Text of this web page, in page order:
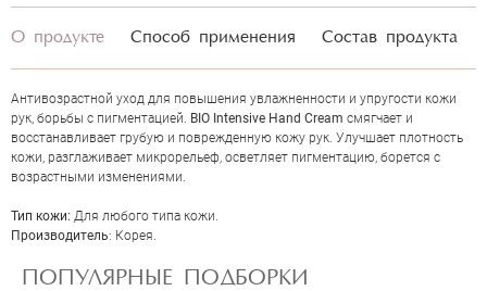
ОЦЕНКА
О продукте Способ применения Состав продукта
Антивозрастной уход для повышения увлажненности и упругости кожи
рук, борьбы с пигментацией. BIO Intensive Hand Cream смягчает и
восстанавливает грубую и поврежденную кожу рук. Улучшает плотность
кожи, разглаживает микрорельеф, осветляет пигментацию, борется с
возрастными изменениями.
Тип кожи: Для любого типа кожи.
Производитель: Корея.
ПОПУЛЯРНЫЕ ПОДБОРКИ